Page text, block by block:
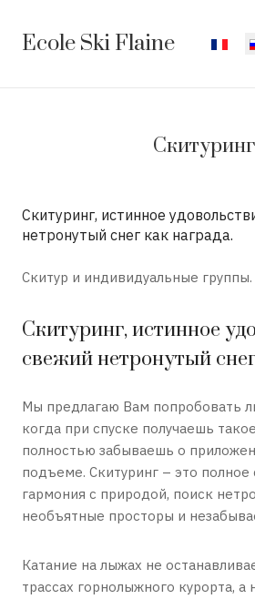
Ecole Ski Flaine
Скитуринг
Скитуринг, истинное
нетронутый снег как награда.
Скитур и индивидуальные группы.
Скитуринг, истинное
свежий нетронутый
Мы предлагаю Вам попробовать
когда при спуске получаешь
полностью забываешь о
подъеме. Скитуринг – это полное
гармония с природой, поиск
необъятные просторы и
Катание на лыжах не
трассах горнолыжного курорта, а